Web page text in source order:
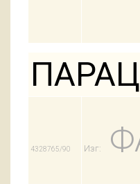
4328765/90 Изг: